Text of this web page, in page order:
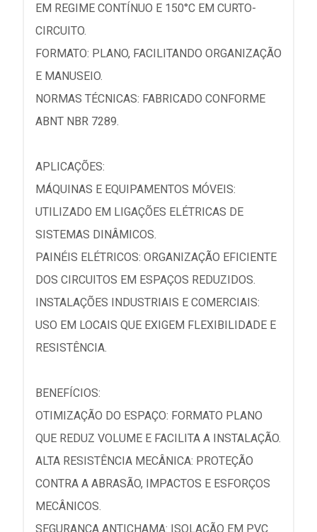
EM REGIME CONTÍNUO E 150°C EM CURTO-
CIRCUITO.
FORMATO: PLANO, FACILITANDO ORGANIZAÇÃO
E MANUSEIO.
NORMAS TÉCNICAS: FABRICADO CONFORME
ABNT NBR 7289.
APLICAÇÕES:
MÁQUINAS E EQUIPAMENTOS MÓVEIS:
UTILIZADO EM LIGAÇÕES ELÉTRICAS DE
SISTEMAS DINÂMICOS.
PAINÉIS ELÉTRICOS: ORGANIZAÇÃO EFICIENTE
DOS CIRCUITOS EM ESPAÇOS REDUZIDOS.
INSTALAÇÕES INDUSTRIAIS E COMERCIAIS:
USO EM LOCAIS QUE EXIGEM FLEXIBILIDADE E
RESISTÊNCIA.
BENEFÍCIOS:
OTIMIZAÇÃO DO ESPAÇO: FORMATO PLANO
QUE REDUZ VOLUME E FACILITA A INSTALAÇÃO.
ALTA RESISTÊNCIA MECÂNICA: PROTEÇÃO
CONTRA A ABRASÃO, IMPACTOS E ESFORÇOS
MECÂNICOS.
SEGURANÇA ANTICHAMA: ISOLAÇÃO EM PVC